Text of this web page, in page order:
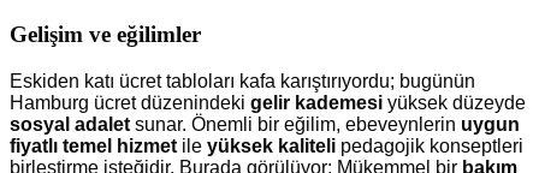
Gelişim ve eğilimler
Eskiden katı ücret tabloları kafa karıştırıyordu; bugünün
Hamburg ücret düzenindeki gelir kademesi yüksek düzeyde
sosyal adalet sunar. Önemli bir eğilim, ebeveynlerin uygun
fiyatlı temel hizmet ile yüksek kaliteli pedagojik konseptleri
birleştirme isteğidir. Burada görülüyor: Mükemmel bir bakım